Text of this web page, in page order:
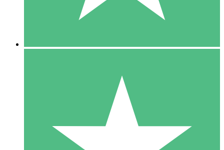
10 Descargas
20 00